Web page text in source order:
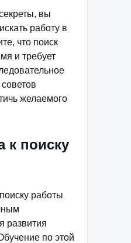
вы
работу в
что поиск
и требует
желаемого
к поиску
работы
развития
по этой